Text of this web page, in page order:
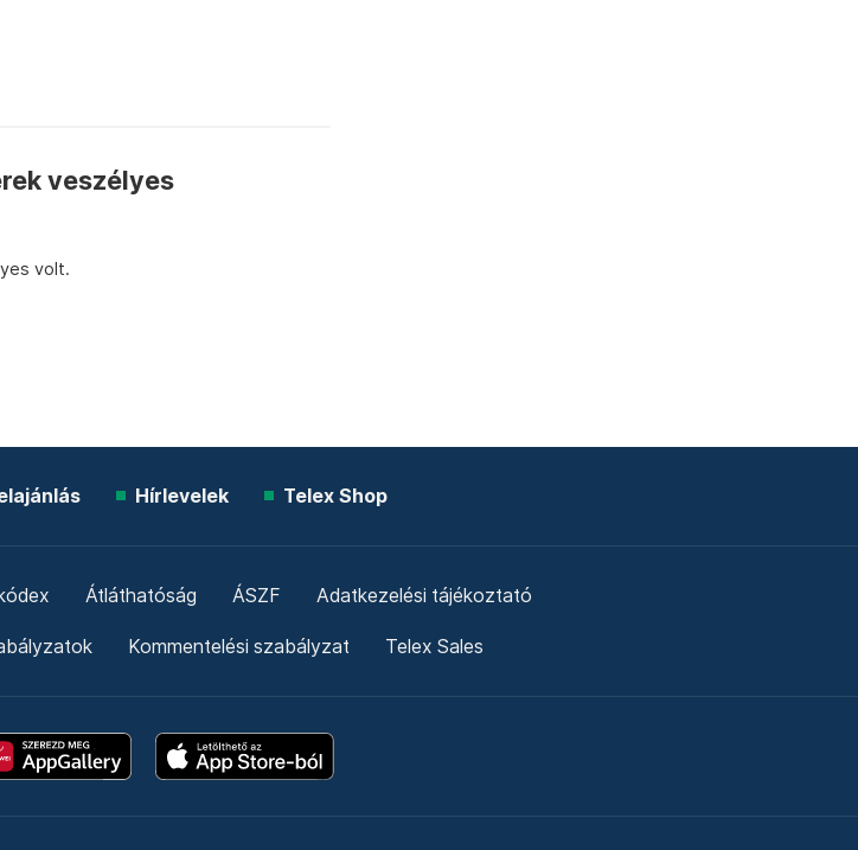
veszélyes
volt.
Hírlevelek Telex Shop
Átláthatóság ÁSZF Adatkezelési tájékoztató
Kommentelési szabályzat Telex Sales